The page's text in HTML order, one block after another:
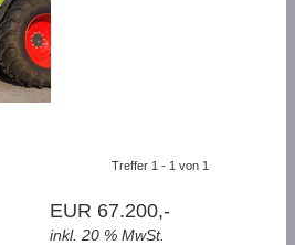
Treffer 1 - 1 von 1
EUR 67.200,-
inkl. 20 % MwSt.